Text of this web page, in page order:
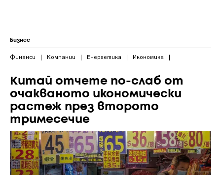
Бизнес
Финанси | Компании | Енергетика | Икономика |
Китай отчете по-слаб от
очакваното икономически
растеж през второто
тримесечие